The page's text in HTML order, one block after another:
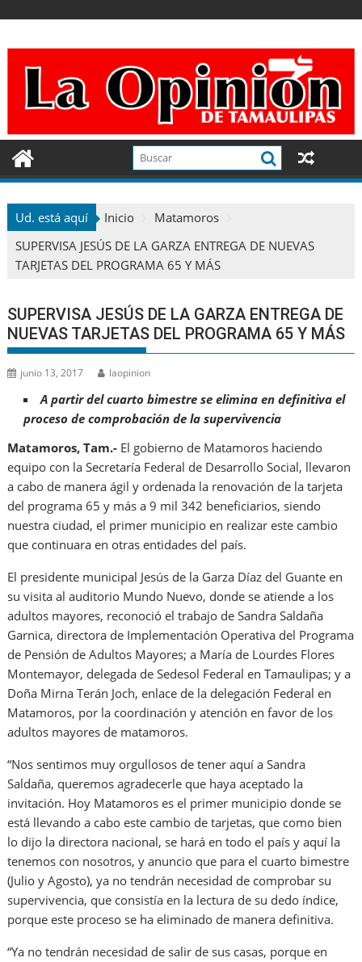
contenido
Ud. está aquí Inicio
Matamoros
SUPERVISA JESÚS DE LA GARZA ENTREGA DE NUEVAS
TARJETAS DEL PROGRAMA 65 Y MÁS
SUPERVISA JESÚS DE LA GARZA ENTREGA DE
NUEVAS TARJETAS DEL PROGRAMA 65 Y MÁS
junio 13, 2017 laopinion
A partir del cuarto bimestre se elimina en definitiva el
proceso de comprobación de la supervivencia
Matamoros, Tam.- El gobierno de Matamoros haciendo
equipo con la Secretaría Federal de Desarrollo Social, llevaron
a cabo de manera ágil y ordenada la renovación de la tarjeta
del programa 65 y más a 9 mil 342 beneficiarios, siendo
nuestra ciudad, el primer municipio en realizar este cambio
que continuara en otras entidades del país.
El presidente municipal Jesús de la Garza Díaz del Guante en
su visita al auditorio Mundo Nuevo, donde se atiende a los
adultos mayores, reconoció el trabajo de Sandra Saldaña
Garnica, directora de Implementación Operativa del Programa
de Pensión de Adultos Mayores; a María de Lourdes Flores
Montemayor, delegada de Sedesol Federal en Tamaulipas; y a
Doña Mirna Terán Joch, enlace de la delegación Federal en
Matamoros, por la coordinación y atención en favor de los
adultos mayores de matamoros.
“Nos sentimos muy orgullosos de tener aquí a Sandra
Saldaña, queremos agradecerle que haya aceptado la
invitación. Hoy Matamoros es el primer municipio donde se
está llevando a cabo este cambio de tarjetas, que como bien
lo dijo la directora nacional, se hará en todo el país y aquí la
tenemos con nosotros, y anuncio que para el cuarto bimestre
(Julio y Agosto), ya no tendrán necesidad de comprobar su
supervivencia, que consistía en la lectura de su dedo índice,
porque este proceso se ha eliminado de manera definitiva.
“Ya no tendrán necesidad de salir de sus casas, porque en